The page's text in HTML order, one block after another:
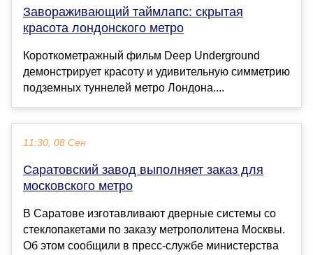
Завораживающий таймлапс: скрытая
красота лондонского метро
Короткометражный фильм Deep Underground
демонстрирует красоту и удивительную симметрию
подземных туннелей метро Лондона....
11:30, 08 Сен
Саратовский завод выполняет заказ для
московского метро
В Саратове изготавливают дверные системы со
стеклопакетами по заказу метрополитена Москвы.
Об этом сообщили в пресс-службе министерства